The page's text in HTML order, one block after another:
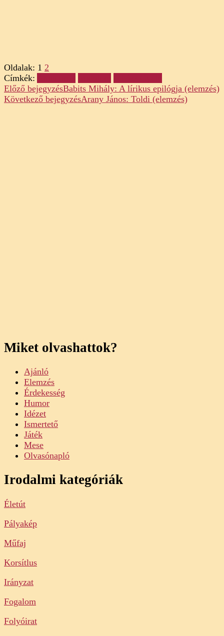
Oldalak: 1 2
Címkék:
Post
Navigation
Előző bejegyzésBabits Mihály: A lírikus epilógja (elemzés)
Következő bejegyzésArany János: Toldi (elemzés)
Miket olvashattok?
Ajánló
Elemzés
Érdekesség
Humor
Idézet
Ismertető
Játék
Mese
Olvasónapló
Irodalmi kategóriák
Életút
Pályakép
Műfaj
Korsítlus
Irányzat
Fogalom
Folyóirat